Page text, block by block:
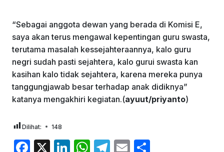
“Sebagai anggota dewan yang berada di Komisi E,
saya akan terus mengawal kepentingan guru swasta,
terutama masalah kessejahteraannya, kalo guru
negri sudah pasti sejahtera, kalo gurui swasta kan
kasihan kalo tidak sejahtera, karena mereka punya
tanggungjawab besar terhadap anak didiknya”
katanya mengakhiri kegiatan.(ayuut/priyanto)
Dilihat: 148
F
X
Li W T
E